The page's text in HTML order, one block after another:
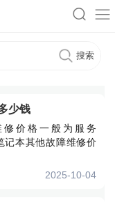
少钱
修价格一般为服务
记本其他故障维修价
2025-10-04